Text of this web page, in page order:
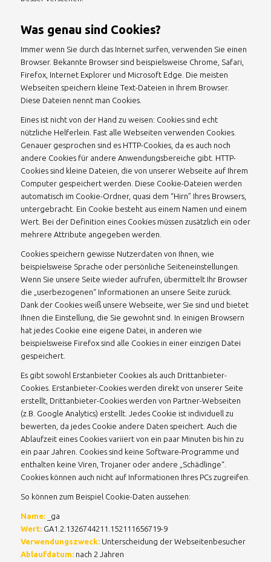
Was genau sind Cookies?
Immer wenn Sie durch das Internet surfen, verwenden Sie einen
Browser. Bekannte Browser sind beispielsweise Chrome, Safari,
Firefox, Internet Explorer und Microsoft Edge. Die meisten
Webseiten speichern kleine Text-Dateien in Ihrem Browser.
Diese Dateien nennt man Cookies.
Eines ist nicht von der Hand zu weisen: Cookies sind echt
nützliche Helferlein. Fast alle Webseiten verwenden Cookies.
Genauer gesprochen sind es HTTP-Cookies, da es auch noch
andere Cookies für andere Anwendungsbereiche gibt. HTTP-
Cookies sind kleine Dateien, die von unserer Webseite auf Ihrem
Computer gespeichert werden. Diese Cookie-Dateien werden
automatisch im Cookie-Ordner, quasi dem “Hirn” Ihres Browsers,
untergebracht. Ein Cookie besteht aus einem Namen und einem
Wert. Bei der Definition eines Cookies müssen zusätzlich ein oder
mehrere Attribute angegeben werden.
Cookies speichern gewisse Nutzerdaten von Ihnen, wie
beispielsweise Sprache oder persönliche Seiteneinstellungen.
Wenn Sie unsere Seite wieder aufrufen, übermittelt Ihr Browser
die „userbezogenen“ Informationen an unsere Seite zurück.
Dank der Cookies weiß unsere Webseite, wer Sie sind und bietet
Ihnen die Einstellung, die Sie gewohnt sind. In einigen Browsern
hat jedes Cookie eine eigene Datei, in anderen wie
beispielsweise Firefox sind alle Cookies in einer einzigen Datei
gespeichert.
Es gibt sowohl Erstanbieter Cookies als auch Drittanbieter-
Cookies. Erstanbieter-Cookies werden direkt von unserer Seite
erstellt, Drittanbieter-Cookies werden von Partner-Webseiten
(z.B. Google Analytics) erstellt. Jedes Cookie ist individuell zu
bewerten, da jedes Cookie andere Daten speichert. Auch die
Ablaufzeit eines Cookies variiert von ein paar Minuten bis hin zu
ein paar Jahren. Cookies sind keine Software-Programme und
enthalten keine Viren, Trojaner oder andere „Schädlinge“.
Cookies können auch nicht auf Informationen Ihres PCs zugreifen.
So können zum Beispiel Cookie-Daten aussehen:
Name:_ga
Wert:GA1.2.1326744211.152111656719-9
Verwendungszweck:Unterscheidung der Webseitenbesucher
Ablaufdatum:nach 2 Jahren